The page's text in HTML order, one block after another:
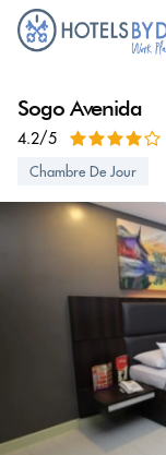
Sogo Avenida
4.2/5
Chambre De Jour